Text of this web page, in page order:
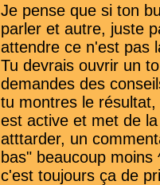
Je pense que si ton
parler et autre, juste
attendre ce n'est pas
Tu devrais ouvrir un
demandes des
tu montres le
est active et met de
atttarder, un
bas" beaucoup
c'est toujours ça de